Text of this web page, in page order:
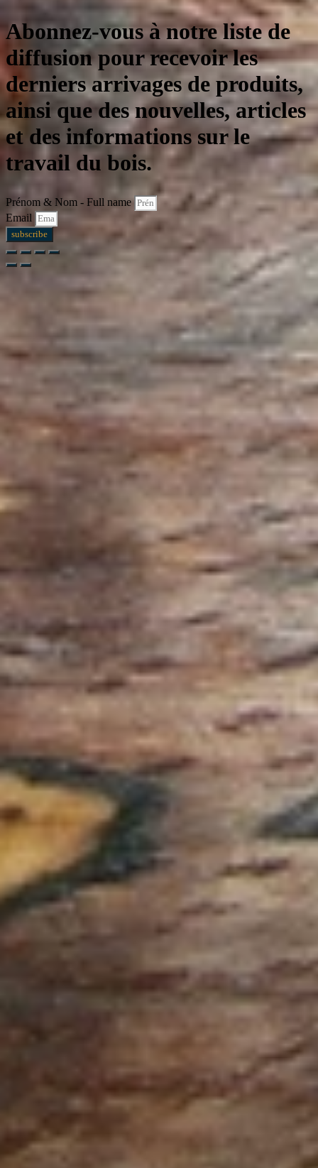
Abonnez-vous à notre liste de
diffusion pour recevoir les
derniers arrivages de produits,
ainsi que des nouvelles, articles
et des informations sur le
travail du bois.
Prénom & Nom - Full name
Email
subscribe